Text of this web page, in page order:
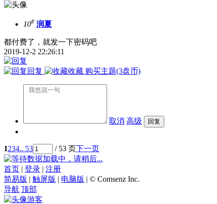
10# 润夏
都付费了，就发一下密码吧
2019-12-2 22:26:11
回复 收藏 购买主题(3盘币)
取消 高级
1234.. 53 / 53 页下一页
数据加载中，请稍后...
首页 | 登录 | 注册
简易版 | 触屏版 | 电脑版 | © Comsenz Inc.
导航 顶部
游客